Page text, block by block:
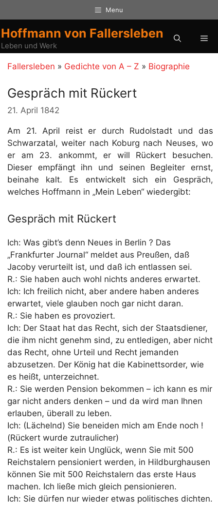
Inhalt
springen
Menu
Hoffmann von Fallersleben
Leben und Werk
Fallersleben » Gedichte von A – Z » Biographie
Gespräch mit Rückert
21. April 1842
Am 21. April reist er durch Rudolstadt und das
Schwarzatal, weiter nach Koburg nach Neuses, wo
er am 23. ankommt, er will Rückert besuchen.
Dieser empfängt ihn und seinen Begleiter ernst,
beinahe kalt. Es entwickelt sich ein Gespräch,
welches Hoffmann in „Mein Leben“ wiedergibt:
Gespräch mit Rückert
Ich: Was gibt’s denn Neues in Berlin ? Das
„Frankfurter Journal“ meldet aus Preußen, daß
Jacoby verurteilt ist, und daß ich entlassen sei.
R.: Sie haben auch wohl nichts anderes erwartet.
Ich: Ich freilich nicht, aber andere haben anderes
erwartet, viele glauben noch gar nicht daran.
R.: Sie haben es provoziert.
Ich: Der Staat hat das Recht, sich der Staatsdiener,
die ihm nicht genehm sind, zu entledigen, aber nicht
das Recht, ohne Urteil und Recht jemanden
abzusetzen. Der König hat die Kabinettsorder, wie
es heißt, unterzeichnet.
R.: Sie werden Pension bekommen – ich kann es mir
gar nicht anders denken – und da wird man Ihnen
erlauben, überall zu leben.
Ich: (Lächelnd) Sie beneiden mich am Ende noch !
(Rückert wurde zutraulicher)
R.: Es ist weiter kein Unglück, wenn Sie mit 500
Reichstalern pensioniert werden, in Hildburghausen
können Sie mit 500 Reichstalern das erste Haus
machen. Ich ließe mich gleich pensionieren.
Ich: Sie dürfen nur wieder etwas politisches dichten.